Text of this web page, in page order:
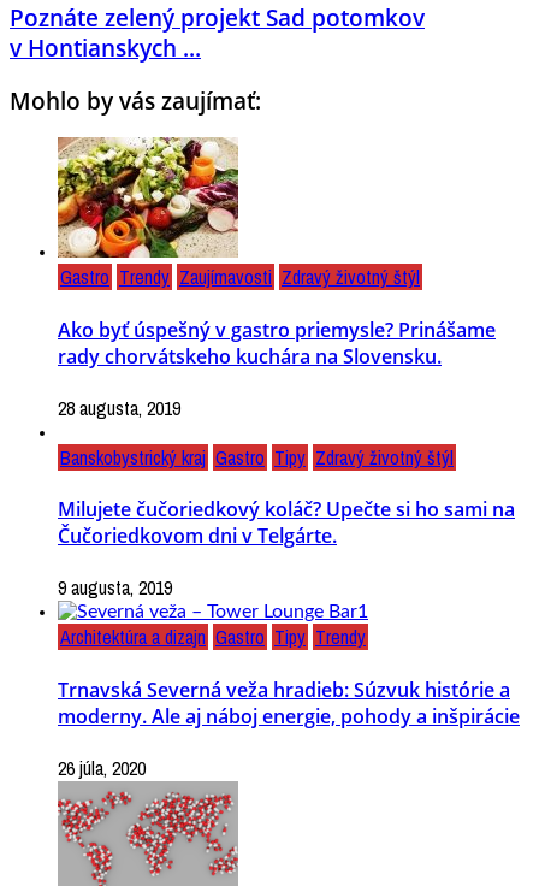
Poznáte zelený projekt Sad potomkov
v Hontianskych ...
Mohlo by vás zaujímať:
Gastro Trendy Zaujímavosti Zdravý životný štýl
Ako byť úspešný v gastro priemysle? Prinášame
rady chorvátskeho kuchára na Slovensku.
28 augusta, 2019
Banskobystrický kraj Gastro Tipy Zdravý životný štýl
Milujete čučoriedkový koláč? Upečte si ho sami na
Čučoriedkovom dni v Telgárte.
9 augusta, 2019
Architektúra a dizajn Gastro Tipy Trendy
Trnavská Severná veža hradieb: Súzvuk histórie a
moderny. Ale aj náboj energie, pohody a inšpirácie
26 júla, 2020